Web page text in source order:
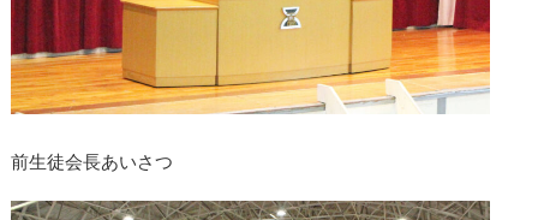
前生徒会長あいさつ